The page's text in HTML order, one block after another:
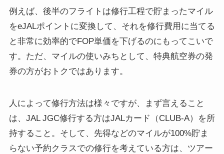
例えば、後半のフライトは修行工程で貯まったマイル
をeJALポイントに変換して、それを修行費用に当てる
と非常に効率的でFOP単価を下げるのにもってこいで
す。ただ、マイルの使いみちとして、特典航空券の発
券の方がおトクではあります。
人によって修行方法は様々ですが、まず言えること
は、 JAL JGC修行する方はJALカード（CLUB-A）を所
持すること。そして、先得などのマイルが100%貯ま
らない予約クラスでの修行を考えている方は、ツアー